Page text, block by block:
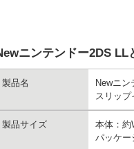
ニンテンドー2DS LL
製品名
Newニン
スリップ
製品サイズ
本体：約
パッケー